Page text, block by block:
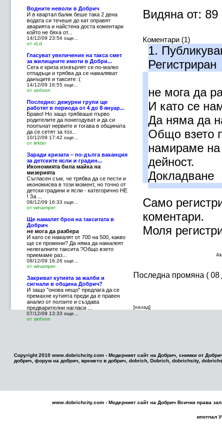
Водните неволи в Добрич
И в квартал балик беше така 2 дена
водата си течеше до кат оправят
аварията и найстена доста коментари
който не бяха от...
14/12/09 23:54 още...
от vLd
Гласуват увеличение на такса смет
за жилищните имоти в Добри...
Сега е криза изхвърлят се по-малко
отпадъци и трябва да се намаляват
данъците и таксите :(
14/12/09 16:55 още...
от sinhron
Последно: дежурни групи ще
работят в периода от 4 до 8 януар...
Браво! Но защо трябваше първо
родителите да понегодуват и да си
поопънат нервите и тогава в общината
да се сетят за тоз...
10/12/09 17:42 още...
от lekter
Заради кризата – по-дълга ваканция
за детските ясли и градин...
Икономията била майка на
мизерията
Съгласен съм, че трябва да се пести и
икономисва в този момент, но точно от
детски градини и ясли - категорично НЕ
! За ...
08/12/09 16:33 още...
от winamper
Ще намалят броя на такситата в
Добрич
не мога да разбера
И като се намалят от 700 на 500, какво
ще се промени? Да няма да намалеят
нелегалните таксита ?Общо взето
приемаме раз...
08/12/09 16:26 още...
от winamper
Закриват кутията за жалби и
сигнали в община Добрич?
И защо "онова нещо" предлага да се
премахне кутията преди да е правен
анализ от ползите и създава
предварителни нагласи ...
07/12/09 13:33 още...
от sinhron
Видяна от: 89
Коментари (1)
1.
Регистриран
не мога да
И като се
Да няма да
Общо взето
намираме на
дейност.
Докладване
Само
коментари.
Моля
Последна промяна (
[назад]
Copyright 2010 www.dobrichcity.com - Модерният сайт на Добрич, снимки от
добрич, форум на добрич, времето в добрич, dobrich, Dobrich, dobrichsity,
www.dobrichcity.com - Модерният сайт на Добрич Всички права
ипотпал